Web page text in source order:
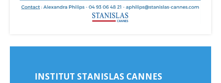
INSTITUT STANISLAS CANNES